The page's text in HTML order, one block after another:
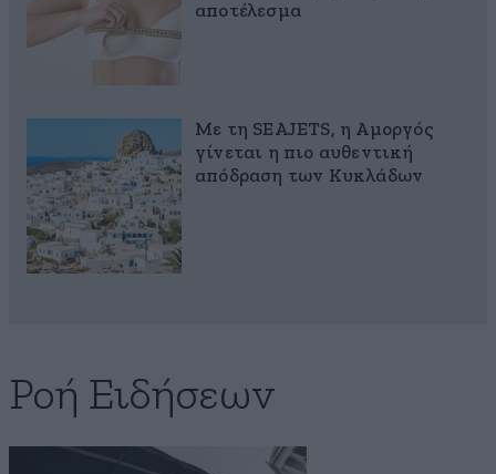
αποτέλεσμα
Με τη SEAJETS, η Αμοργός
γίνεται η πιο αυθεντική
απόδραση των Κυκλάδων
Ροή Ειδήσεων